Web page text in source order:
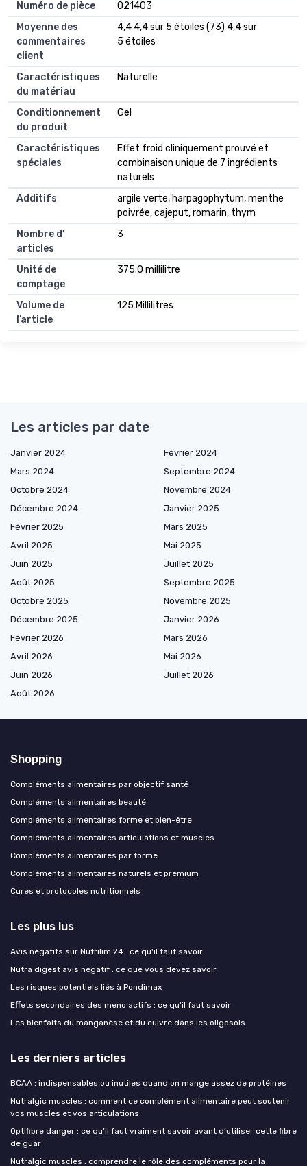
Numéro de pièce
021403
Moyenne des
commentaires
client
4,4 4,4 sur 5 étoiles (73) 4,4 sur
5 étoiles
Caractéristiques
du matériau
Naturelle
Conditionnement
du produit
Gel
Caractéristiques
spéciales
Effet froid cliniquement prouvé et
combinaison unique de 7 ingrédients
naturels
Additifs
argile verte, harpagophytum, menthe
poivrée, cajeput, romarin, thym
Nombre d'
articles
3
Unité de
comptage
375.0 millilitre
Volume de
l’article
125 Millilitres
Les articles par date
Janvier 2024
Février 2024
Mars 2024
Septembre 2024
Octobre 2024
Novembre 2024
Décembre 2024
Janvier 2025
Février 2025
Mars 2025
Avril 2025
Mai 2025
Juin 2025
Juillet 2025
Août 2025
Septembre 2025
Octobre 2025
Novembre 2025
Décembre 2025
Janvier 2026
Février 2026
Mars 2026
Avril 2026
Mai 2026
Juin 2026
Juillet 2026
Août 2026
Shopping
Compléments alimentaires par objectif santé
Compléments alimentaires beauté
Compléments alimentaires forme et bien-être
Compléments alimentaires articulations et muscles
Compléments alimentaires par forme
Compléments alimentaires naturels et premium
Cures et protocoles nutritionnels
Les plus lus
Avis négatifs sur Nutrilim 24 : ce qu'il faut savoir
Nutra digest avis négatif : ce que vous devez savoir
Les risques potentiels liés à Pondimax
Effets secondaires des meno actifs : ce qu'il faut savoir
Les bienfaits du manganèse et du cuivre dans les oligosols
Les derniers articles
BCAA : indispensables ou inutiles quand on mange assez de protéines
Nutralgic muscles : comment ce complément alimentaire peut soutenir
vos muscles et vos articulations
Optifibre danger : ce qu’il faut vraiment savoir avant d’utiliser cette fibre
de guar
Nutralgic muscles : comprendre le rôle des compléments pour la